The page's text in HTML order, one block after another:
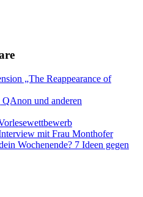
„The Reappearance of
und anderen
mit Frau Monthofer
Wochenende? 7 Ideen gegen